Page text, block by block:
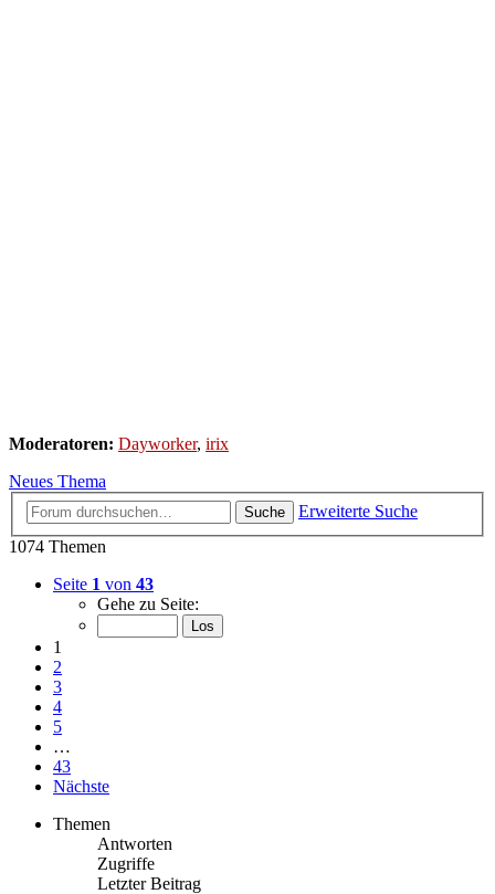
Moderatoren: Dayworker, irix
Neues Thema
Suche
Erweiterte Suche
1074 Themen
Seite 1 von 43
Gehe zu Seite:
1
2
3
4
5
…
43
Nächste
Themen
Antworten
Zugriffe
Letzter Beitrag